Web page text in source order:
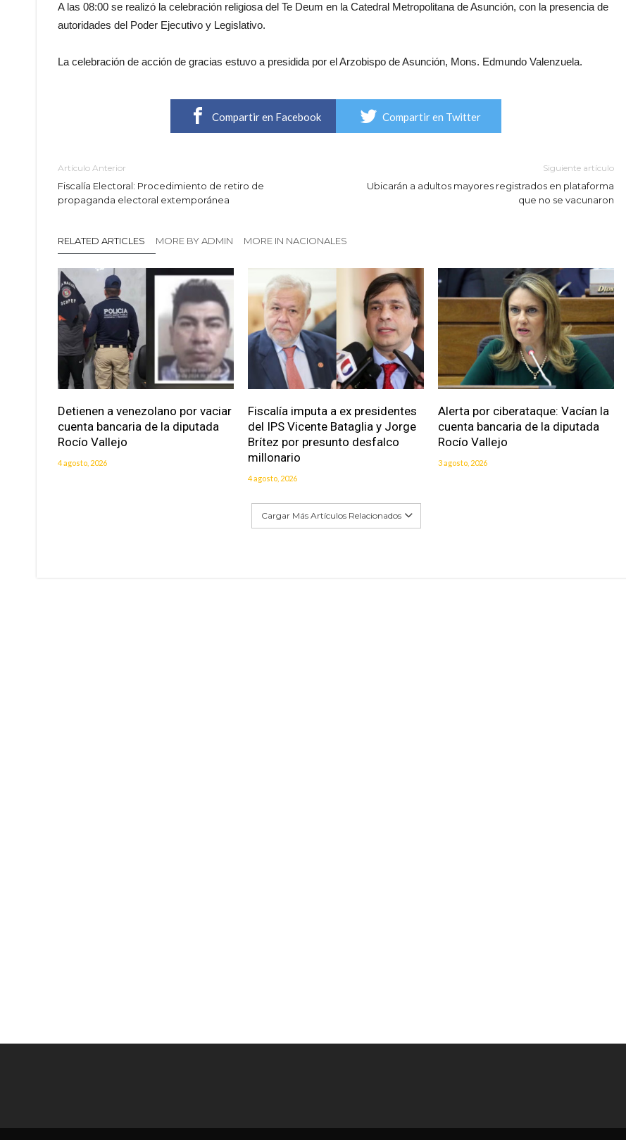
A las 08:00 se realizó la celebración religiosa del Te Deum en la Catedral Metropolitana de Asunción, con la presencia de
autoridades del Poder Ejecutivo y Legislativo.
La celebración de acción de gracias estuvo a presidida por el Arzobispo de Asunción, Mons. Edmundo Valenzuela.
Compartir en Facebook Compartir en Twitter
Artículo Anterior
Fiscalía Electoral: Procedimiento de retiro de
propaganda electoral extemporánea
Siguiente artículo
Ubicarán a adultos mayores registrados en plataforma
que no se vacunaron
RELATED ARTICLES MORE BY ADMIN MORE IN NACIONALES
Detienen a venezolano por vaciar
cuenta bancaria de la diputada
Rocío Vallejo
4 agosto, 2026
Fiscalía imputa a ex presidentes
del IPS Vicente Bataglia y Jorge
Brítez por presunto desfalco
millonario
4 agosto, 2026
Alerta por ciberataque: Vacían la
cuenta bancaria de la diputada
Rocío Vallejo
3 agosto, 2026
Cargar Más Artículos Relacionados